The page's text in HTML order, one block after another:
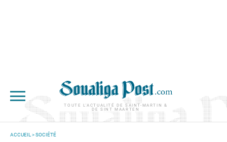
TOUTE L'ACTUALITÉ DE SAINT-MARTIN &
DE SINT MAARTEN
ACCUEIL >SOCIÉTÉ